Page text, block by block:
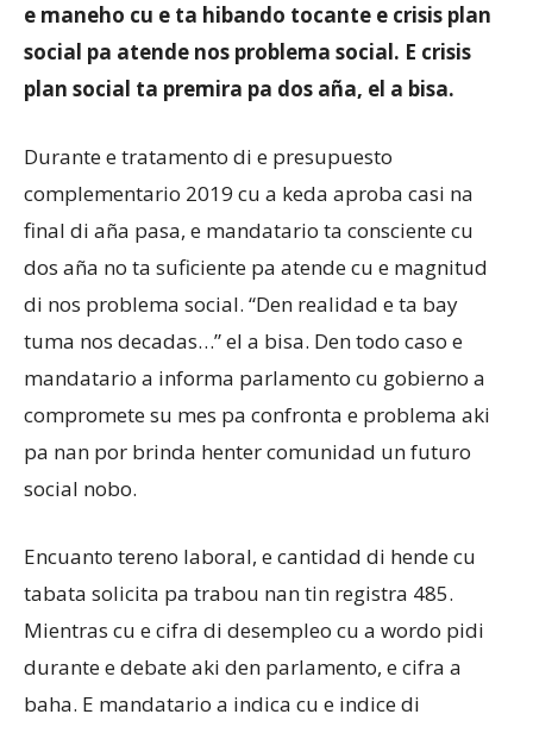
Aruba
e maneho cu e ta hibando tocante e crisis plan
social pa atende nos problema social. E crisis
plan social ta premira pa dos aña, el a bisa.
Durante e tratamento di e presupuesto
complementario 2019 cu a keda aproba casi na
final di aña pasa, e mandatario ta consciente cu
dos aña no ta suficiente pa atende cu e magnitud
di nos problema social. “Den realidad e ta bay
tuma nos decadas…” el a bisa. Den todo caso e
mandatario a informa parlamento cu gobierno a
compromete su mes pa confronta e problema aki
pa nan por brinda henter comunidad un futuro
social nobo.
Encuanto tereno laboral, e cantidad di hende cu
tabata solicita pa trabou nan tin registra 485.
Mientras cu e cifra di desempleo cu a wordo pidi
durante e debate aki den parlamento, e cifra a
baha. E mandatario a indica cu e indice di